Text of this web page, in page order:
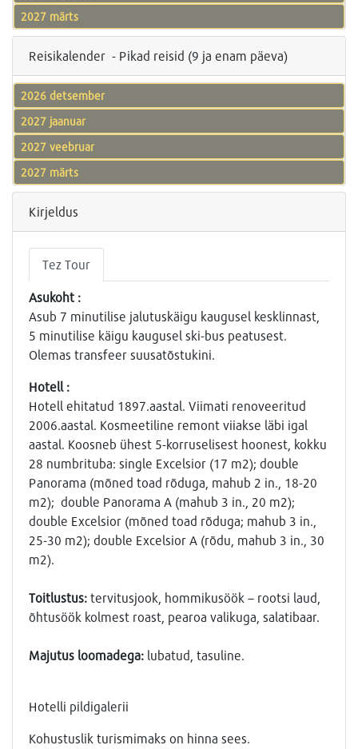
2027 märts
Reisikalender - Pikad reisid (9 ja enam päeva)
2026 detsember
2027 jaanuar
2027 veebruar
2027 märts
Kirjeldus
Tez Tour
Asukoht :
Asub 7 minutilise jalutuskäigu kaugusel kesklinnast,
5 minutilise käigu kaugusel ski-bus peatusest.
Olemas transfeer suusatõstukini.
Hotell :
Hotell ehitatud 1897.aastal. Viimati renoveeritud
2006.aastal. Kosmeetiline remont viiakse läbi igal
aastal. Koosneb ühest 5-korruselisest hoonest, kokku
28 numbrituba: single Excelsior (17 m2); double
Panorama (mõned toad rõduga, mahub 2 in., 18-20
m2); double Panorama А (mahub 3 in., 20 m2);
double Excelsior (mõned toad rõduga; mahub 3 in.,
25-30 m2); double Excelsior A (rõdu, mahub 3 in., 30
m2).
Toitlustus: tervitusjook, hommikusöök – rootsi laud,
õhtusöök kolmest roast, pearoa valikuga, salatibaar.
Majutus loomadega: lubatud, tasuline.
Hotelli pildigalerii
Kohustuslik turismimaks on hinna sees.